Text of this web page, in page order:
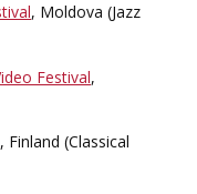
, Moldova (Jazz
Festival,
, Finland (Classical